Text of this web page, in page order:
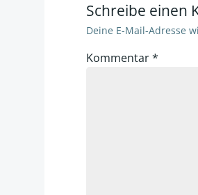
Schreibe einen
Deine E-Mail-Adresse
Kommentar*